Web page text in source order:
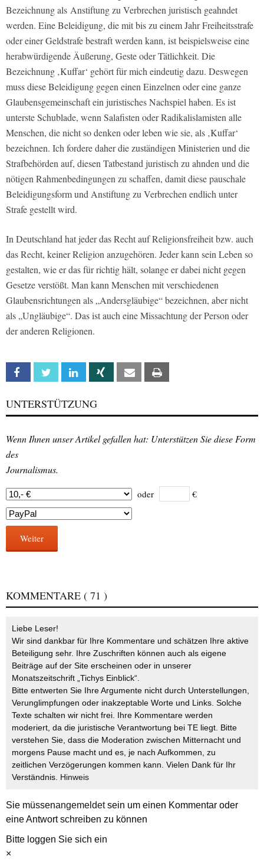
Bezeichnung als Anstiftung zu Verbrechen juristisch geahndet
werden. Eine Beleidigung, die mit bis zu einem Jahr Freiheitsstrafe
oder einer Geldstrafe bestraft werden kann, ist beispielsweise eine
herabwürdigende Äußerung, Geste oder Tätlichkeit. Die
Bezeichnung ‚Kuffar‘ gehört für mich eindeutig dazu. Deswegen
muss diese Beleidigung gegen einen Einzelnen oder eine ganze
Glaubensgemeinschaft ein juristisches Nachspiel haben. Es ist
unterste Schublade, wenn Salafisten oder Radikalislamisten alle
Menschen, die nicht so denken oder leben wie sie, als ‚Kuffar‘
bezeichnen. Ich fordere daher die zuständigen Ministerien und die
Strafbehörden auf, diesen Tatbestand juristisch zu ahnden und die
nötigen Rahmenbedingungen zu schaffen, damit diese pauschale
Beleidigungsform und Anstiftung zu Verbrechen endlich unter
Strafe gestellt wird.
In Deutschland hat jeder das Recht auf Religionsfreiheit bzw. auch
das Recht, keiner Religion anzugehören. Jeder kann sein Leben so
gestalten, wie er das für richtig hält, solange er dabei nicht gegen
Gesetze verstößt. Man kann Menschen mit verschiedenen
Glaubensrichtungen als „Andersgläubige“ bezeichnen, aber nicht
als „Ungläubige“. Das ist auch eine Missachtung der Person oder
der anderen Religionen.
Facebook Twitter Linkedin Xing Email
UNTERSTÜTZUNG
Wenn Ihnen unser Artikel gefallen hat: Unterstützen Sie diese Form
des
Journalismus.
oder €
Weiter
KOMMENTARE ( 71 )
Liebe Leser!
Wir sind dankbar für Ihre Kommentare und schätzen Ihre aktive
Beteiligung sehr. Ihre Zuschriften können auch als eigene
Beiträge auf der Site erscheinen oder in unserer
Monatszeitschrift „Tichys Einblick“.
Bitte entwerten Sie Ihre Argumente nicht durch Unterstellungen,
Verunglimpfungen oder inakzeptable Worte und Links. Solche
Texte schalten wir nicht frei. Ihre Kommentare werden
moderiert, da die juristische Verantwortung bei TE liegt. Bitte
verstehen Sie, dass die Moderation zwischen Mitternacht und
morgens Pause macht und es, je nach Aufkommen, zu
zeitlichen Verzögerungen kommen kann. Vielen Dank für Ihr
Verständnis. Hinweis
Sie müssenangemeldetsein um einen Kommentar oder
eine Antwort schreiben zu können
Bitte loggen Sie sich ein
×